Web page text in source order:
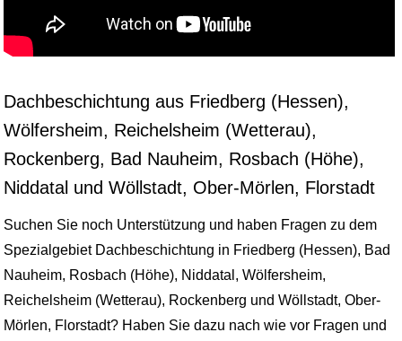
Dachbeschichtung aus Friedberg (Hessen),
Wölfersheim, Reichelsheim (Wetterau),
Rockenberg, Bad Nauheim, Rosbach (Höhe),
Niddatal und Wöllstadt, Ober-Mörlen, Florstadt
Suchen Sie noch Unterstützung und haben Fragen zu dem
Spezialgebiet Dachbeschichtung in Friedberg (Hessen), Bad
Nauheim, Rosbach (Höhe), Niddatal, Wölfersheim,
Reichelsheim (Wetterau), Rockenberg und Wöllstadt, Ober-
Mörlen, Florstadt? Haben Sie dazu nach wie vor Fragen und